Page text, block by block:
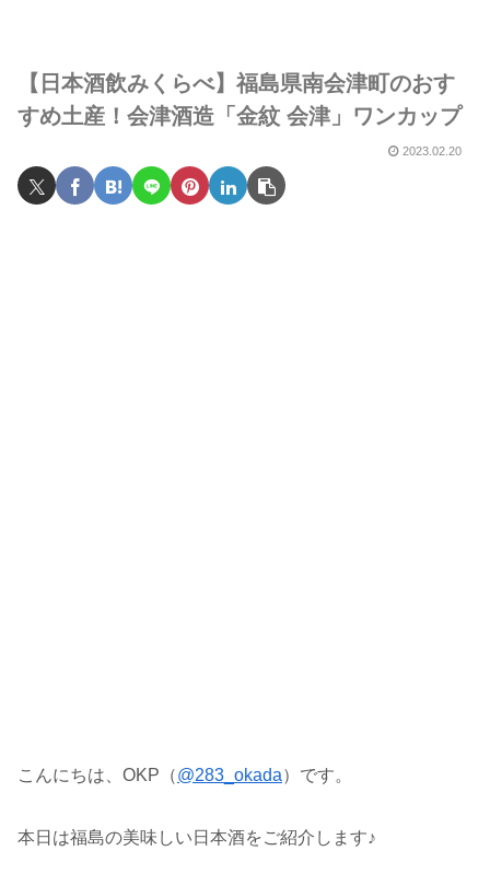
【日本酒飲みくらべ】福島県南会津町のおす
すめ土産！会津酒造「金紋 会津」ワンカップ
2023.02.20
こんにちは、OKP（@283_okada）です。
本日は福島の美味しい日本酒をご紹介します♪